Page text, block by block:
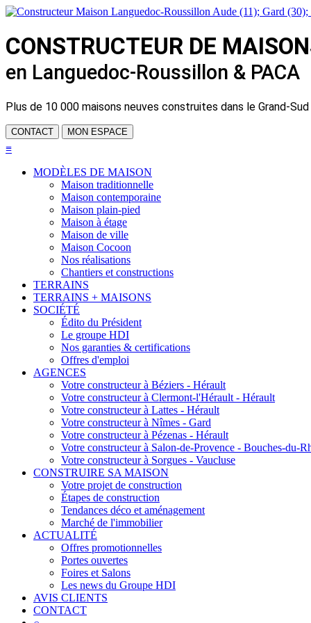
CONSTRUCTEUR DE
en Languedoc-Roussillon & PACA
Plus de 10 000 maisons neuves construites dans le Grand-Sud
CONTACT MON ESPACE
≡
MODÈLES DE MAISON
Maison traditionnelle
Maison contemporaine
Maison plain-pied
Maison à étage
Maison de ville
Maison Cocoon
Nos réalisations
Chantiers et constructions
TERRAINS
TERRAINS + MAISONS
SOCIÉTÉ
Édito du Président
Le groupe HDI
Nos garanties & certifications
Offres d'emploi
AGENCES
Votre constructeur à Béziers - Hérault
Votre constructeur à Clermont-l'Hérault - Hérault
Votre constructeur à Lattes - Hérault
Votre constructeur à Nîmes - Gard
Votre constructeur à Pézenas - Hérault
Votre constructeur à Salon-de-Provence - Bouches-du-
Votre constructeur à Sorgues - Vaucluse
CONSTRUIRE SA MAISON
Votre projet de construction
Étapes de construction
Tendances déco et aménagement
Marché de l'immobilier
ACTUALITÉ
Offres promotionnelles
Portes ouvertes
Foires et Salons
Les news du Groupe HDI
AVIS CLIENTS
CONTACT